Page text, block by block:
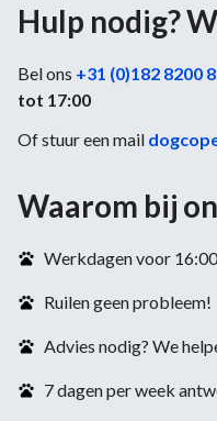
Hulp nodig?
Bel ons +31 (0)182 8200
tot 17:00
Of stuur een mail
Waarom bij
Werkdagen voor
Ruilen geen probleem!
Advies nodig? We
7 dagen per week